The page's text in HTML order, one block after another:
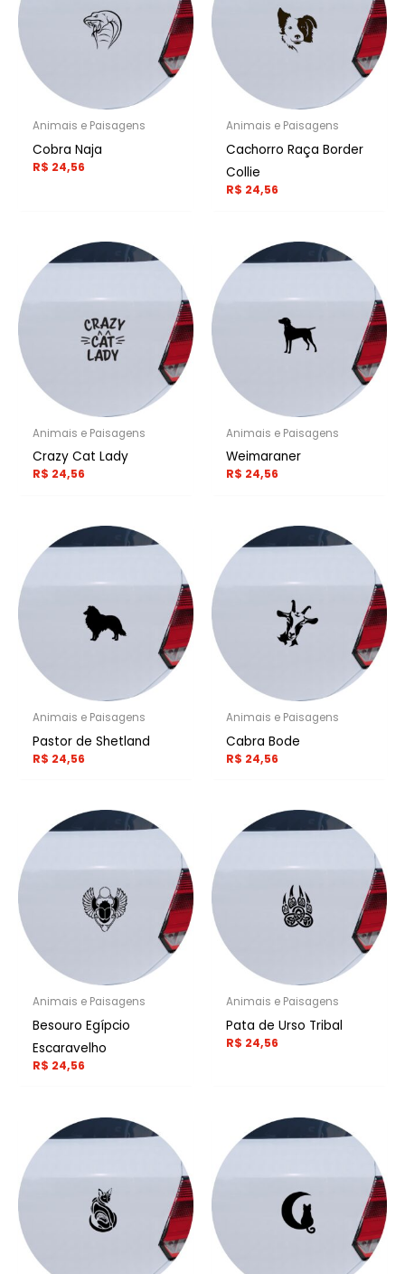
Animais e Paisagens
Cobra Naja
R$ 24,56
Animais e Paisagens
Cachorro Raça Border
Collie
R$ 24,56
Animais e Paisagens
Crazy Cat Lady
R$ 24,56
Animais e Paisagens
Weimaraner
R$ 24,56
Animais e Paisagens
Pastor de Shetland
R$ 24,56
Animais e Paisagens
Cabra Bode
R$ 24,56
Animais e Paisagens
Besouro Egípcio
Escaravelho
R$ 24,56
Animais e Paisagens
Pata de Urso Tribal
R$ 24,56